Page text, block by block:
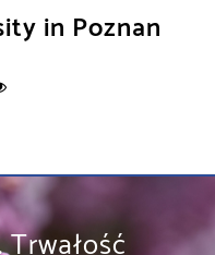
in Poznan